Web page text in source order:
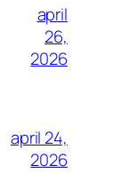
april
26,
2026
april 24,
2026